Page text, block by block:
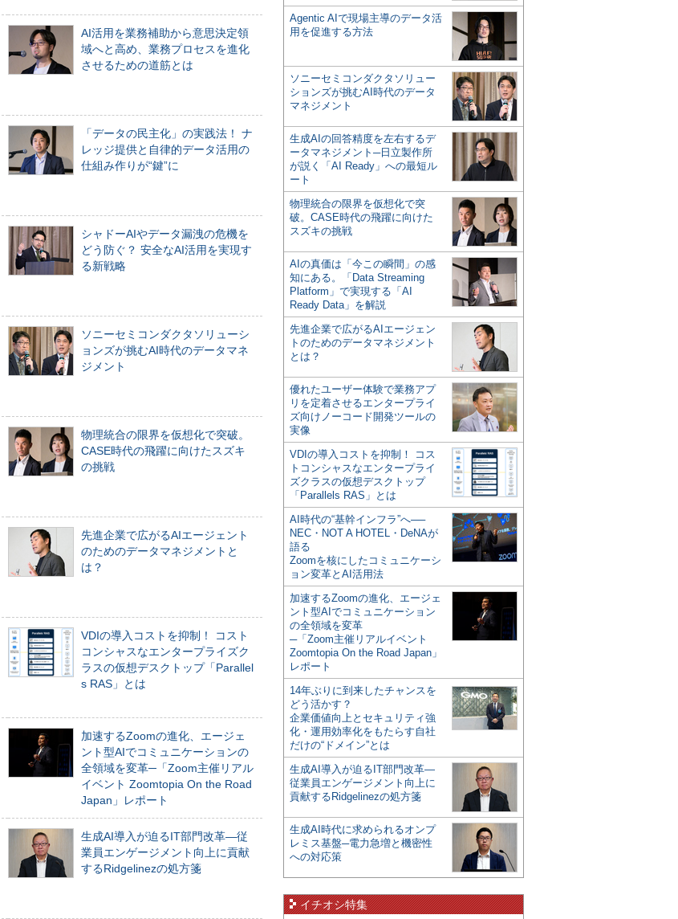
AI活用を業務補助から意思決定領
域へと高め、業務プロセスを進化
させるための道筋とは
「データの民主化」の実践法！ ナ
レッジ提供と自律的データ活用の
仕組み作りが“鍵”に
シャドーAIやデータ漏洩の危機を
どう防ぐ？ 安全なAI活用を実現す
る新戦略
ソニーセミコンダクタソリューシ
ョンズが挑むAI時代のデータマネ
ジメント
物理統合の限界を仮想化で突破。
CASE時代の飛躍に向けたスズキ
の挑戦
先進企業で広がるAIエージェント
のためのデータマネジメントと
は？
VDIの導入コストを抑制！ コスト
コンシャスなエンタープライズク
ラスの仮想デスクトップ「Parallel
s RAS」とは
加速するZoomの進化、エージェ
ント型AIでコミュニケーションの
全領域を変革─「Zoom主催リアル
イベント Zoomtopia On the Road
Japan」レポート
生成AI導入が迫るIT部門改革―従
業員エンゲージメント向上に貢献
するRidgelinezの処方箋
Agentic AIで現場主導のデータ活
用を促進する方法
ソニーセミコンダクタソリュー
ションズが挑むAI時代のデータ
マネジメント
生成AIの回答精度を左右するデ
ータマネジメント─日立製作所
が説く「AI Ready」への最短ル
ート
物理統合の限界を仮想化で突
破。CASE時代の飛躍に向けた
スズキの挑戦
AIの真価は「今この瞬間」の感
知にある。「Data Streaming
Platform」で実現する「AI
Ready Data」を解説
先進企業で広がるAIエージェン
トのためのデータマネジメント
とは？
優れたユーザー体験で業務アプ
リを定着させるエンタープライ
ズ向けノーコード開発ツールの
実像
VDIの導入コストを抑制！ コス
トコンシャスなエンタープライ
ズクラスの仮想デスクトップ
「Parallels RAS」とは
AI時代の“基幹インフラ”へ──
NEC・NOT A HOTEL・DeNAが
語る
Zoomを核にしたコミュニケーシ
ョン変革とAI活用法
加速するZoomの進化、エージェ
ント型AIでコミュニケーション
の全領域を変革
─「Zoom主催リアルイベント
Zoomtopia On the Road Japan」
レポート
14年ぶりに到来したチャンスを
どう活かす？
企業価値向上とセキュリティ強
化・運用効率化をもたらす自社
だけの“ドメイン”とは
生成AI導入が迫るIT部門改革―
従業員エンゲージメント向上に
貢献するRidgelinezの処方箋
生成AI時代に求められるオンプ
レミス基盤─電力急増と機密性
への対応策
イチオシ特集